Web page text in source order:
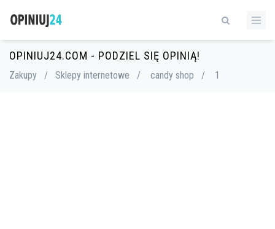
OPINIUJ24.COM - PODZIEL SIĘ OPINIĄ!
Zakupy / Sklepy internetowe / candy shop / 1